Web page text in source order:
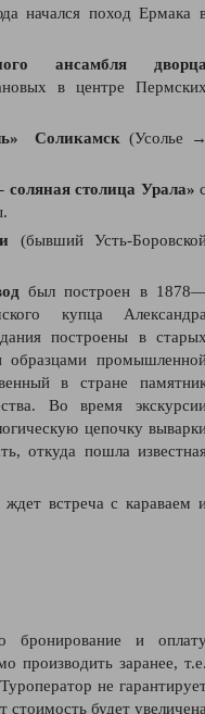
начался поход Ермака
ансамбля
в центре
Соликамск (Усолье
столица Урала»
(бывший Усть-
был построен в
купца
построены в
образцами
в стране
Во время
цепочку
откуда пошла
встреча с караваем
и
производить заранее,
не
стоимость будет